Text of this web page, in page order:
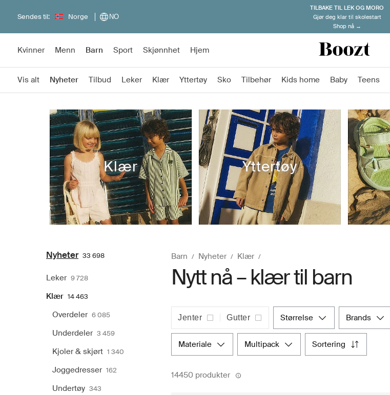
Sendes til: Norge NO
TILBAKE TIL LEK OG MORO
Gjør deg klar til skolestart
Shop nå →
Kvinner Menn Barn Sport Skjønnhet Hjem
Vis alt Nyheter Tilbud Leker Klær Yttertøy Sko Tilbehør Kids home Baby Teens
Klær Yttertøy
Nyheter 33 698
Leker 9 728
Klær 14 463
Overdeler 6 085
Underdeler 3 459
Kjoler & skjørt 1 340
Joggedresser 162
Undertøy 343
Barn Nyheter Klær
Nytt nå – klær til barn
Jenter Gutter størrelse brands
materiale multipack sortering
14450 produkter